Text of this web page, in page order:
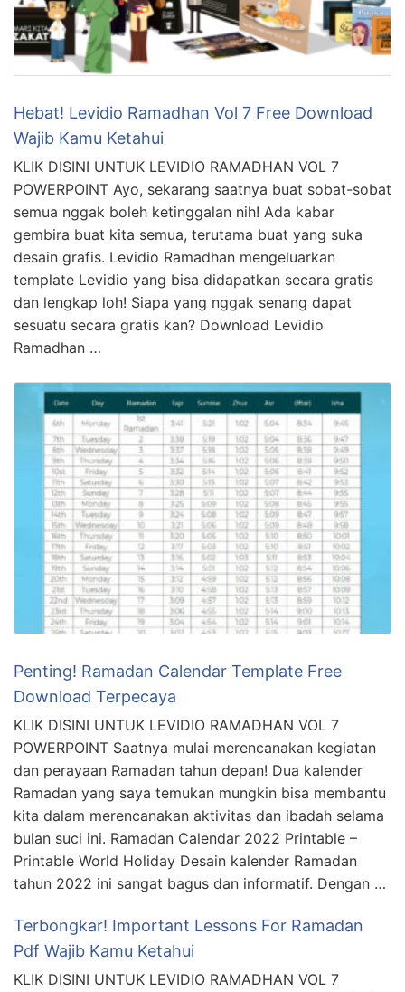
Hebat! Levidio Ramadhan Vol 7 Free Download
Wajib Kamu Ketahui
KLIK DISINI UNTUK LEVIDIO RAMADHAN VOL 7
POWERPOINT Ayo, sekarang saatnya buat sobat-sobat
semua nggak boleh ketinggalan nih! Ada kabar
gembira buat kita semua, terutama buat yang suka
desain grafis. Levidio Ramadhan mengeluarkan
template Levidio yang bisa didapatkan secara gratis
dan lengkap loh! Siapa yang nggak senang dapat
sesuatu secara gratis kan? Download Levidio
Ramadhan …
Penting! Ramadan Calendar Template Free
Download Terpecaya
KLIK DISINI UNTUK LEVIDIO RAMADHAN VOL 7
POWERPOINT Saatnya mulai merencanakan kegiatan
dan perayaan Ramadan tahun depan! Dua kalender
Ramadan yang saya temukan mungkin bisa membantu
kita dalam merencanakan aktivitas dan ibadah selama
bulan suci ini. Ramadan Calendar 2022 Printable –
Printable World Holiday Desain kalender Ramadan
tahun 2022 ini sangat bagus dan informatif. Dengan …
Terbongkar! Important Lessons For Ramadan
Pdf Wajib Kamu Ketahui
KLIK DISINI UNTUK LEVIDIO RAMADHAN VOL 7